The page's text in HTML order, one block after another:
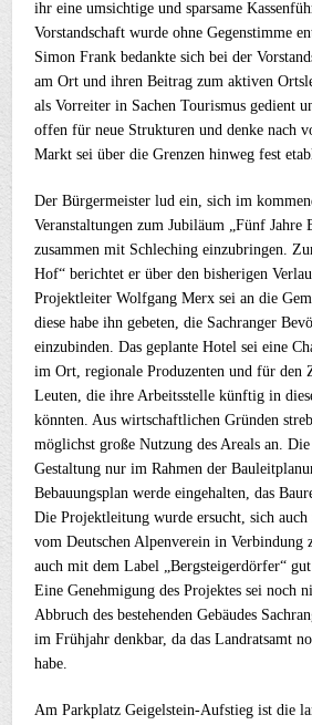
ihr eine umsichtige und sparsame
Vorstandschaft wurde ohne Gegenstimme
Simon Frank bedankte sich bei der
am Ort und ihren Beitrag zum aktiven
als Vorreiter in Sachen Tourismus gedient
offen für neue Strukturen und denke nach
Markt sei über die Grenzen hinweg fest
Der Bürgermeister lud ein, sich im
Veranstaltungen zum Jubiläum „Fünf Jahre
zusammen mit Schleching einzubringen.
Hof“ berichtet er über den bisherigen
Projektleiter Wolfgang Merx sei an die
diese habe ihn gebeten, die Sachranger
einzubinden. Das geplante Hotel sei eine
im Ort, regionale Produzenten und für den
Leuten, die ihre Arbeitsstelle künftig in
könnten. Aus wirtschaftlichen Gründen
möglichst große Nutzung des Areals an.
Gestaltung nur im Rahmen der
Bebauungsplan werde eingehalten, das
Die Projektleitung wurde ersucht, sich
vom Deutschen Alpenverein in Verbindung
auch mit dem Label „Bergsteigerdörfer“
Eine Genehmigung des Projektes sei noch
Abbruch des bestehenden Gebäudes
im Frühjahr denkbar, da das Landratsamt
habe.
Am Parkplatz Geigelstein-Aufstieg ist die